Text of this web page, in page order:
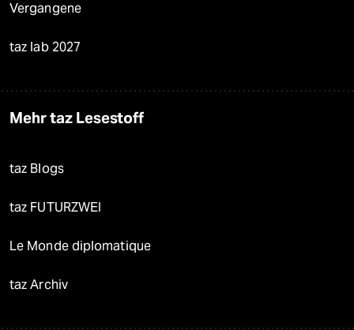
Vergangene
taz lab 2027
Mehr taz Lesestoff
taz Blogs
taz FUTURZWEI
Le Monde diplomatique
taz Archiv